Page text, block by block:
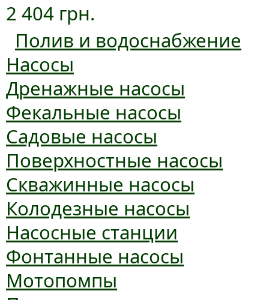
2 404 грн.
Полив и водоснабжение
Насосы
Дренажные насосы
Фекальные насосы
Садовые насосы
Поверхностные насосы
Скважинные насосы
Колодезные насосы
Насосные станции
Фонтанные насосы
Мотопомпы